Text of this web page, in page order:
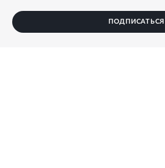
ПОДПИСАТЬСЯ